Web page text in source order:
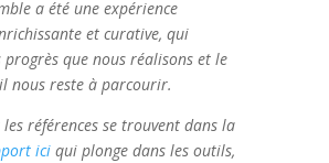
a été une expérience
et curative, qui
progrès que nous réalisons et le
nous reste à parcourir.
les références se trouvent dans la
ici qui plonge dans les outils,